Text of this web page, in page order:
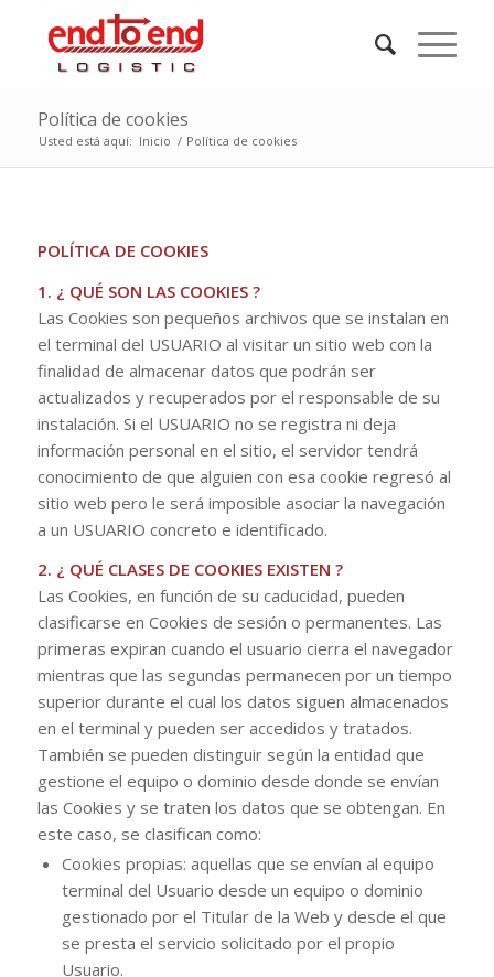
Política de cookies
Usted está aquí: Inicio / Política de cookies
POLÍTICA DE COOKIES
1. ¿ QUÉ SON LAS COOKIES ?
Las Cookies son pequeños archivos que se instalan en
el terminal del USUARIO al visitar un sitio web con la
finalidad de almacenar datos que podrán ser
actualizados y recuperados por el responsable de su
instalación. Si el USUARIO no se registra ni deja
información personal en el sitio, el servidor tendrá
conocimiento de que alguien con esa cookie regresó al
sitio web pero le será imposible asociar la navegación
a un USUARIO concreto e identificado.
2. ¿ QUÉ CLASES DE COOKIES EXISTEN ?
Las Cookies, en función de su caducidad, pueden
clasificarse en Cookies de sesión o permanentes. Las
primeras expiran cuando el usuario cierra el navegador
mientras que las segundas permanecen por un tiempo
superior durante el cual los datos siguen almacenados
en el terminal y pueden ser accedidos y tratados.
También se pueden distinguir según la entidad que
gestione el equipo o dominio desde donde se envían
las Cookies y se traten los datos que se obtengan. En
este caso, se clasifican como:
Cookies propias: aquellas que se envían al equipo
terminal del Usuario desde un equipo o dominio
gestionado por el Titular de la Web y desde el que
se presta el servicio solicitado por el propio
Usuario.